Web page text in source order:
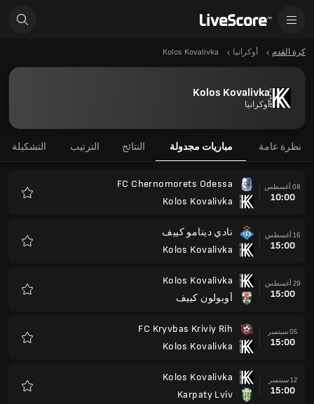
كرة القدم أوكرانيا Kolos Kovalivka
Kolos Kovalivka
أوكرانيا
نظرة عامة مباريات مجدولة النتائج الترتيب التشكيلة
08 أغسطس
10:00
FC Chernomorets Odessa
Kolos Kovalivka
16 أغسطس
15:00
نادي دينامو كييف
Kolos Kovalivka
29 أغسطس
15:00
Kolos Kovalivka
أوبولون كييف
05 سبتمبر
15:00
FC Kryvbas Kriviy Rih
Kolos Kovalivka
12 سبتمبر
15:00
Kolos Kovalivka
Karpaty Lviv